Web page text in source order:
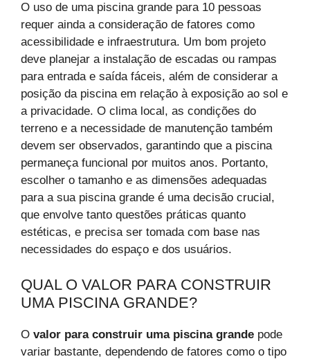
O uso de uma piscina grande para 10 pessoas
requer ainda a consideração de fatores como
acessibilidade e infraestrutura. Um bom projeto
deve planejar a instalação de escadas ou rampas
para entrada e saída fáceis, além de considerar a
posição da piscina em relação à exposição ao sol e
a privacidade. O clima local, as condições do
terreno e a necessidade de manutenção também
devem ser observados, garantindo que a piscina
permaneça funcional por muitos anos. Portanto,
escolher o tamanho e as dimensões adequadas
para a sua piscina grande é uma decisão crucial,
que envolve tanto questões práticas quanto
estéticas, e precisa ser tomada com base nas
necessidades do espaço e dos usuários.
QUAL O VALOR PARA CONSTRUIR
UMA PISCINA GRANDE?
O valor para construir uma piscina grande pode
variar bastante, dependendo de fatores como o tipo